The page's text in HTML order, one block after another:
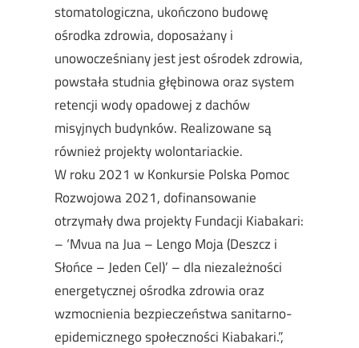
stomatologiczna, ukończono budowę
ośrodka zdrowia, doposażany i
unowocześniany jest jest ośrodek zdrowia,
powstała studnia głębinowa oraz system
retencji wody opadowej z dachów
misyjnych budynków. Realizowane są
również projekty wolontariackie.
W roku 2021 w Konkursie Polska Pomoc
Rozwojowa 2021, dofinansowanie
otrzymały dwa projekty Fundacji Kiabakari:
– ‘Mvua na Jua – Lengo Moja (Deszcz i
Słońce – Jeden Cel)’ – dla niezależności
energetycznej ośrodka zdrowia oraz
wzmocnienia bezpieczeństwa sanitarno-
epidemicznego społeczności Kiabakari.”,